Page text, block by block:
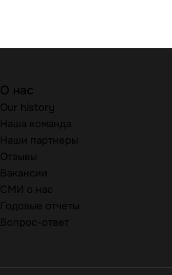
О нас
Our history
Наша команда
Наши партнеры
Отзывы
Вакансии
СМИ о нас
Годовые отчеты
Вопрос-ответ